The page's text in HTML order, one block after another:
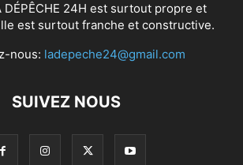
DÉPÊCHE 24H est surtout propre et
est surtout franche et constructive.
nous: ladepeche24@gmail.com
SUIVEZ NOUS